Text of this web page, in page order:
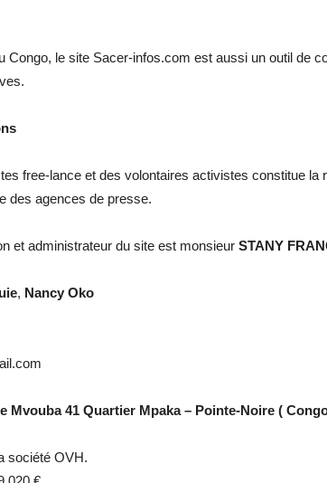
Congo, le site Sacer-infos.com est aussi un outil de
free-lance et des volontaires activistes constitue
des agences de presse.
et administrateur du site est monsieur STANY
, Nancy Oko
Mvouba 41 Quartier Mpaka – Pointe-Noire (
société OVH.